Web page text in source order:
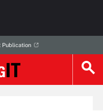
Publication